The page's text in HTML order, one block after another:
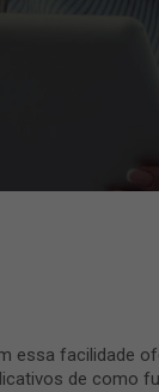
essa facilidade
de como